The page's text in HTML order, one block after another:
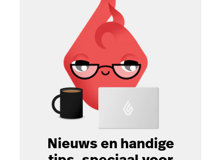
Nieuws en handige